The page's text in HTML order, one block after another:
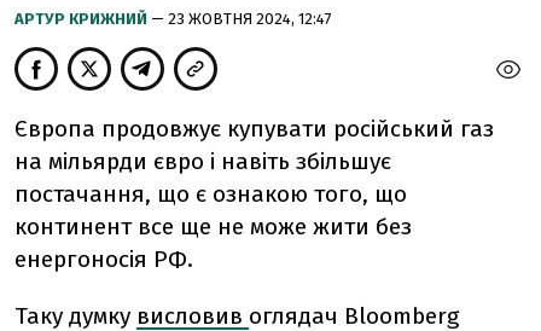
АРТУР КРИЖНИЙ — 23 ЖОВТНЯ 2024, 12:47
Європа продовжує купувати російський газ
на мільярди євро і навіть збільшує
постачання, що є ознакою того, що
континент все ще не може жити без
енергоносія РФ.
Таку думку висловив оглядач Bloomberg